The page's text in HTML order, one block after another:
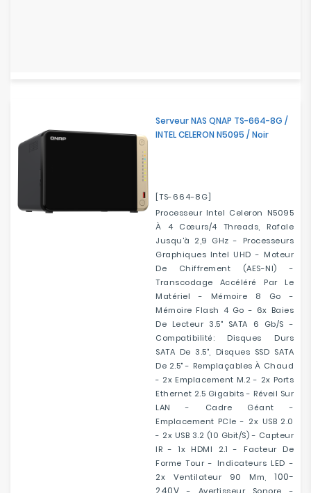
Serveur NAS QNAP TS-664-8G /
INTEL CELERON N5095 / Noir
[TS-664-8G]
Processeur Intel Celeron N5095
À 4 Cœurs/4 Threads, Rafale
Jusqu'à 2,9 GHz - Processeurs
Graphiques Intel UHD - Moteur
De Chiffrement (AES-NI) -
Transcodage Accéléré Par Le
Matériel - Mémoire 8 Go -
Mémoire Flash 4 Go - 6x Baies
De Lecteur 3.5" SATA 6 Gb/s -
Compatibilité: Disques Durs
SATA De 3.5", Disques SSD SATA
De 2.5" - Remplaçables À Chaud
- 2x Emplacement M.2 - 2x Ports
Ethernet 2.5 Gigabits - Réveil Sur
LAN - Cadre Géant -
Emplacement PCIe - 2x USB 2.0
- 2x USB 3.2 (10 Gbit/s) - Capteur
IR - 1x HDMI 2.1 - Facteur De
Forme Tour - Indicateurs LED -
2x Ventilateur 90 Mm, 100-
240V